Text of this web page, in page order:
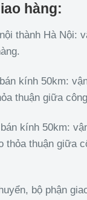
hàng:
thành Hà Nội:
kính 50km:
thuận giữa
kính 50km:
thỏa thuận giữa
bộ phận